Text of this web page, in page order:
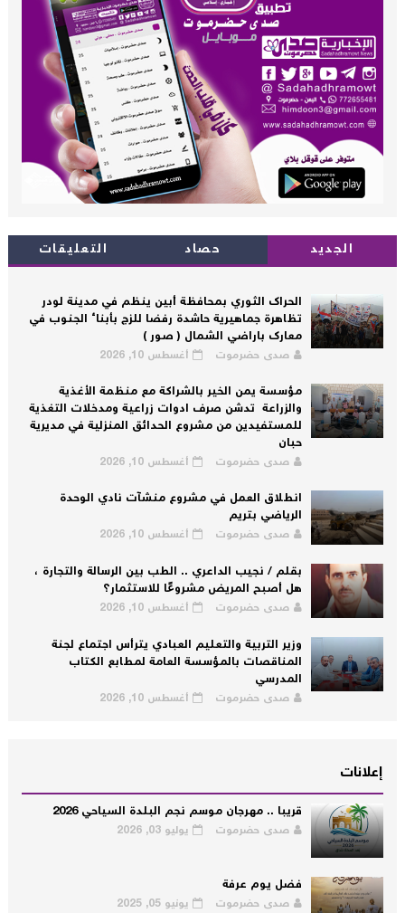
الجديد حصاد التعليقات
الحراك الثوري بمحافظة أبين ينظم في مدينة لودر
تظاهرة جماهيرية حاشدة رفضا للزج بأبناء الجنوب في
معارك باراضي الشمال ( صور )
صدى حضرموت أغسطس 10, 2026
مؤسسة يمن الخير بالشراكة مع منظمة الأغذية
والزراعة تدشن صرف ادوات زراعية ومدخلات التغذية
للمستفيدين من مشروع الحدائق المنزلية في مديرية
حبان
صدى حضرموت أغسطس 10, 2026
انطلاق العمل في مشروع منشآت نادي الوحدة
الرياضي بتريم
صدى حضرموت أغسطس 10, 2026
بقلم / نجيب الداعري .. الطب بين الرسالة والتجارة ،
هل أصبح المريض مشروعًا للاستثمار؟
صدى حضرموت أغسطس 10, 2026
وزير التربية والتعليم العبادي يترأس اجتماع لجنة
المناقصات بالمؤسسة العامة لمطابع الكتاب
المدرسي
صدى حضرموت أغسطس 10, 2026
إعلانات
قريبا .. مهرجان موسم نجم البلدة السياحي 2026
صدى حضرموت يوليو 03, 2026
فضل يوم عرفة
صدى حضرموت يونيو 05, 2025